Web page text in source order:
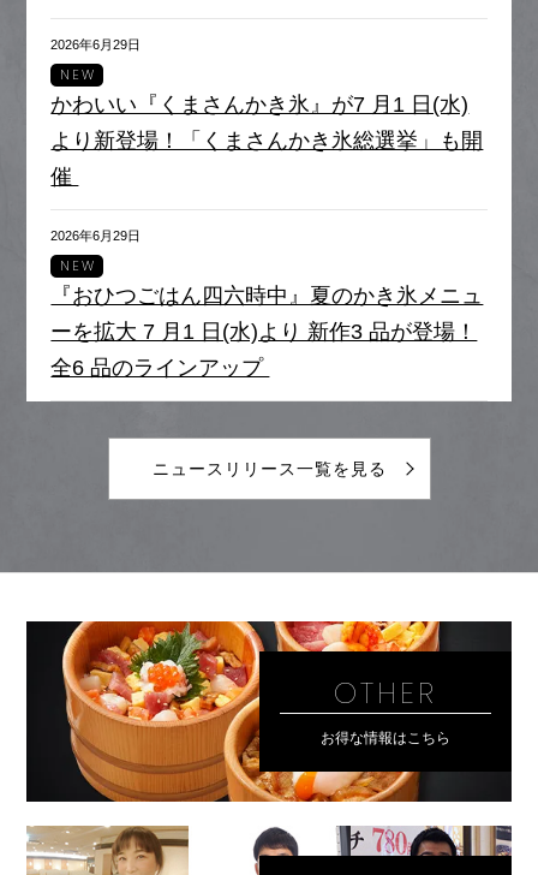
2026年6月29日
NEW
かわいい『くまさんかき氷』が7 月1 日(水)
より新登場！「くまさんかき氷総選挙」も開
催
2026年6月29日
NEW
『おひつごはん四六時中』夏のかき氷メニュ
ーを拡大 7 月1 日(水)より 新作3 品が登場！
全6 品のラインアップ
ニュースリリース一覧を見る
OTHER
お得な情報はこちら